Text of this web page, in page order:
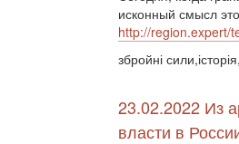
исконный смысл
http://region.expert/
збройні
23.02.2022 Из
власти в